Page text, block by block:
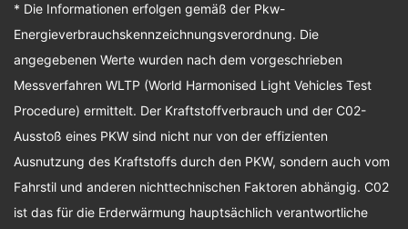
* Die Informationen erfolgen gemäß der Pkw-
Energieverbrauchskennzeichnungsverordnung. Die
angegebenen Werte wurden nach dem vorgeschrieben
Messverfahren WLTP (World Harmonised Light Vehicles Test
Procedure) ermittelt. Der Kraftstoffverbrauch und der C02-
Ausstoß eines PKW sind nicht nur von der effizienten
Ausnutzung des Kraftstoffs durch den PKW, sondern auch vom
Fahrstil und anderen nichttechnischen Faktoren abhängig. C02
ist das für die Erderwärmung hauptsächlich verantwortliche